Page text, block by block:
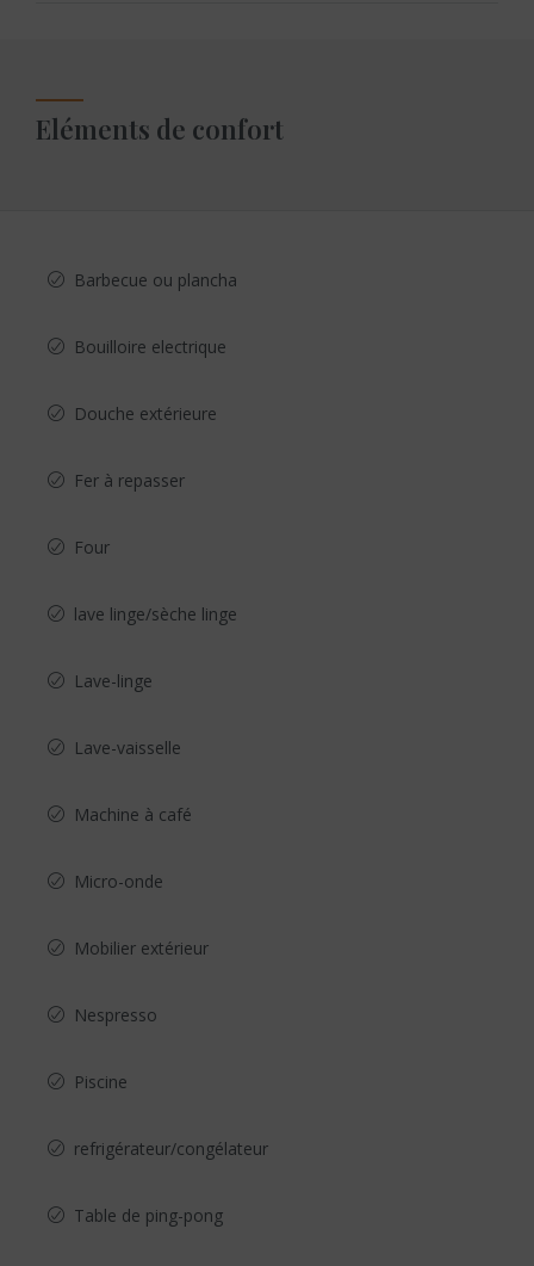
Eléments de confort
Barbecue ou plancha
Bouilloire electrique
Douche extérieure
Fer à repasser
Four
lave linge/sèche linge
Lave-linge
Lave-vaisselle
Machine à café
Micro-onde
Mobilier extérieur
Nespresso
Piscine
refrigérateur/congélateur
Table de ping-pong